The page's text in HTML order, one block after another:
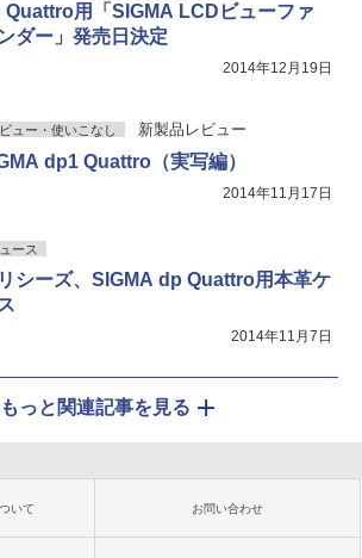
Quattro用「SIGMA LCDビューファ
ダー」発売日決定
2014年12月19日
ュー・使いこなし 新製品レビュー
dp1 Quattro（実写編）
2014年11月17日
ース
シーズ、SIGMA dp Quattro用本革ケ
2014年11月7日
もっと関連記事を見る
いて お問い合わせ